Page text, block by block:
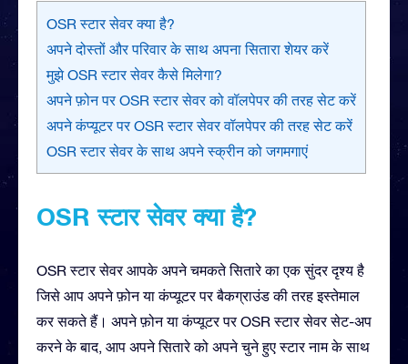
OSR स्टार सेवर क्या है?
अपने दोस्तों और परिवार के साथ अपना सितारा शेयर करें
मुझे OSR स्टार सेवर कैसे मिलेगा?
अपने फ़ोन पर OSR स्टार सेवर को वॉलपेपर की तरह सेट करें
अपने कंप्यूटर पर OSR स्टार सेवर वॉलपेपर की तरह सेट करें
OSR स्टार सेवर के साथ अपने स्क्रीन को जगमगाएं
OSR स्टार सेवर क्या है?
OSR स्टार सेवर आपके अपने चमकते सितारे का एक सुंदर दृश्य है
जिसे आप अपने फ़ोन या कंप्यूटर पर बैकग्राउंड की तरह इस्तेमाल
कर सकते हैं। अपने फ़ोन या कंप्यूटर पर OSR स्टार सेवर सेट-अप
करने के बाद, आप अपने सितारे को अपने चुने हुए स्टार नाम के साथ